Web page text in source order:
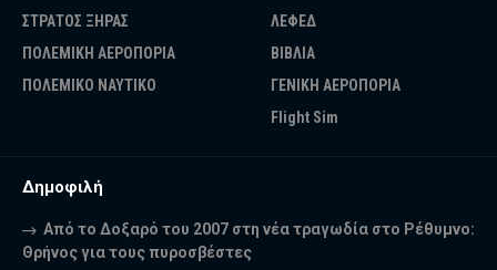
ΣΤΡΑΤΟΣ ΞΗΡΑΣ
ΠΟΛΕΜΙΚΗ ΑΕΡΟΠΟΡΙΑ
ΠΟΛΕΜΙΚΟ ΝΑΥΤΙΚΟ
ΛΕΦΕΔ
ΒΙΒΛΙΑ
ΓΕΝΙΚΗ ΑΕΡΟΠΟΡΙΑ
Flight Sim
Δημοφιλή
Από το Δοξαρό του 2007 στη νέα τραγωδία στο Ρέθυμνο:
Θρήνος για τους πυροσβέστες